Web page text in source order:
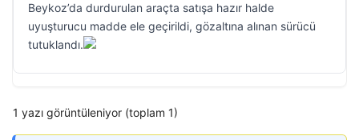
Beykoz’da durdurulan araçta satışa hazır halde
uyuşturucu madde ele geçirildi, gözaltına alınan sürücü
tutuklandı.
1 yazı görüntüleniyor (toplam 1)